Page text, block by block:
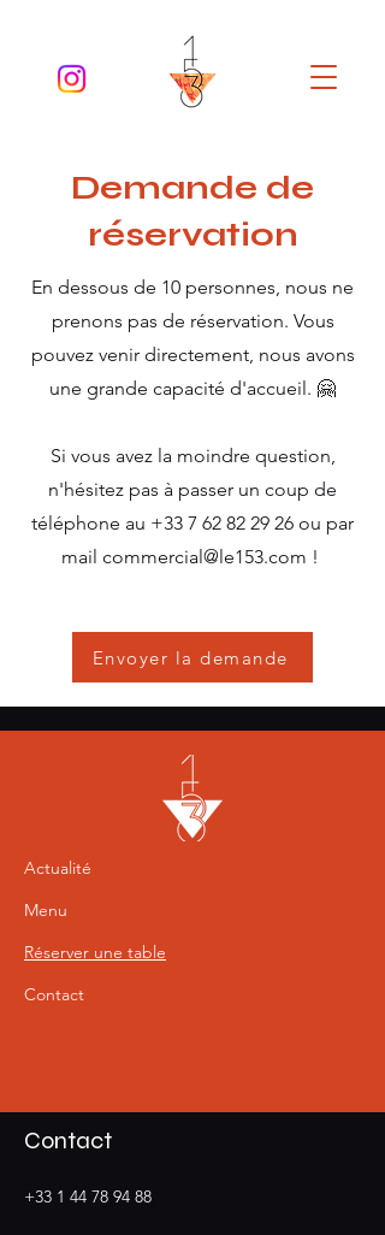
Demande de
réservation
En dessous de 10 personnes, nous ne
prenons pas de réservation. Vous
pouvez venir directement, nous avons
une grande capacité d'accueil. 🤗
Si vous avez la moindre question,
n'hésitez pas à passer un coup de
téléphone au +33 7 62 82 29 26 ou par
mail commercial@le153.com !
Envoyer la demande
Actualité
Menu
Réserver une table
Contact
Contact
+33 1 44 78 94 88